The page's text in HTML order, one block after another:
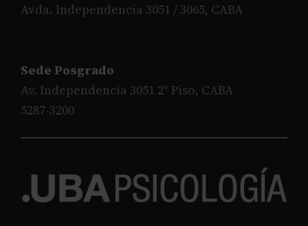
Avda. Independencia 3051 / 3065, CABA
Sede Posgrado
Av. Independencia 3051 2° Piso, CABA
5287-3200